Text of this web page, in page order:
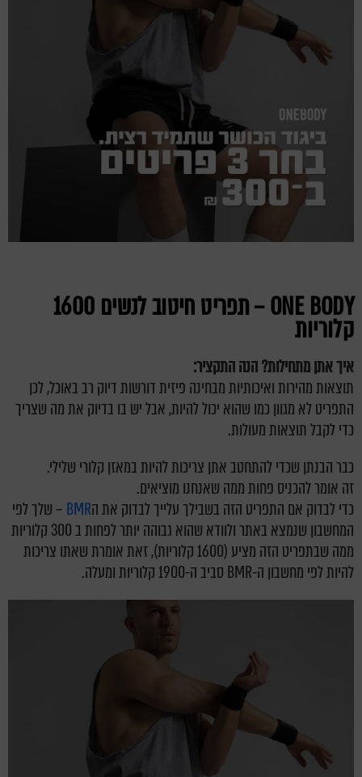
ONE BODY – תפריט חיטוב לנשים 1600
קלוריות
איך אתן מתחילות? הנה התקציר:
תוצאות מהירות ואיכותיות מבחינה פיזית דורשות דיוק רב באוכל, לכן
התפריט לא מגוון כמו שהוא יכול להיות, אבל יש בו בדיוק את מה שצריך
כדי לקבל תוצאות מעולות.
כבר הבנתן שכדי להתחטב אתן צריכות להיות במאזן קלורי שלילי.
זה אומר להכניס פחות ממה שאנחנו מוציאים.
כדי לבדוק אם התפריט הזה בשבילך עלייך לבדוק את הBMR – שלך לפי
המחשבון שנמצא באתר ולוודא שהוא גבוהה יותר לפחות ב 300 קלוריות
ממה שבתפריט הזה מציע (1600 קלוריות), זאת אומרת שאתו צריכות
להיות לפי מחשבון ה-BMR סביב ה-1900 קלוריות ומעלה.